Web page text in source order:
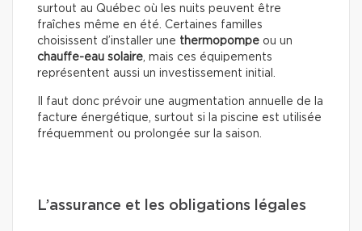
surtout au Québec où les nuits peuvent être
fraîches même en été. Certaines familles
choisissent d’installer une thermopompe ou un
chauffe-eau solaire, mais ces équipements
représentent aussi un investissement initial.
Il faut donc prévoir une augmentation annuelle de la
facture énergétique, surtout si la piscine est utilisée
fréquemment ou prolongée sur la saison.
L’assurance et les obligations légales